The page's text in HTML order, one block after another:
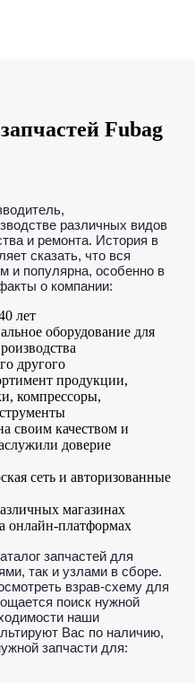
Fubag
различных видов
и ремонта. История в
сказать, что вся
и популярна, особенно в
о компании:
лет
оборудование для
другого
продукции,
компрессоры,
своим качеством и
доверие
сеть и авторизованные
магазинах
онлайн-платформах
запчастей для
так и узлами в сборе.
взрав-схему для
поиск нужной
наши
Вас по наличию,
запчасти для: